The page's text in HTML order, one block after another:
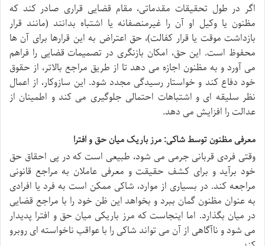
اگر در طول تحقیقات مقدماتی، مقام قضایی قراری صادر کند که
مظنون یا وکیل او آن را غیرمنصفانه یا اشتباه بدانند (مانند قرار
بازداشت موقت یا قرار کفالت)، حق اعتراض به این قرارها برای آن ها
محفوظ است. این حق، امکان بازنگری در تصمیمات قضایی را فراهم
می آورد و به مظنون اجازه می دهد تا از طریق مراجع بالاتر، از حقوق
خود دفاع کند و خواستار رسیدگی مجدد شود. این سازوکار، از اعمال
نظر سلیقه ای و اشتباهات احتمالی جلوگیری می کند و اطمینان از
عدالت را افزایش می دهد.
معرفی مظنون توسط شاکی: مرز باریک میان حق و افترا
وقتی فردی قربانی جرمی می شود، طبیعی است که در پی احقاق حق
خود برآید و برای کشف حقیقت و معرفی عاملان به مراجع قانونی
مراجعه کند. در بسیاری از موارد، شاکی ممکن است به فرد یا افرادی
به عنوان مظنون گمان ببرد و بخواهد این ظن خود را با مراجع قضایی
در میان بگذارد. اما اینجاست که مرز باریکی میان حق و افترا پدیدار
می شود و ناآگاهی از آن می تواند شاکی را با عواقب ناخواسته ای روبرو